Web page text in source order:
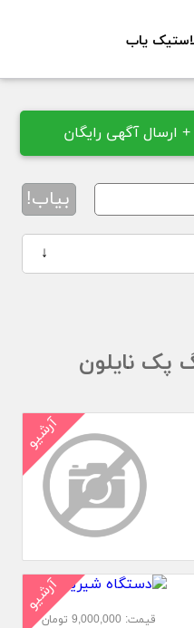
یاب
+ ارسال آگهی رایگان
بیاب!
↓
پک نایلون
آرشیو
آرشیو
قیمت: 9,000,000 تومان